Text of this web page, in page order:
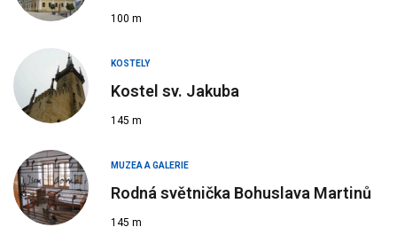
100 m
KOSTELY
Kostel sv. Jakuba
145 m
MUZEA A GALERIE
Rodná světnička Bohuslava Martinů
145 m